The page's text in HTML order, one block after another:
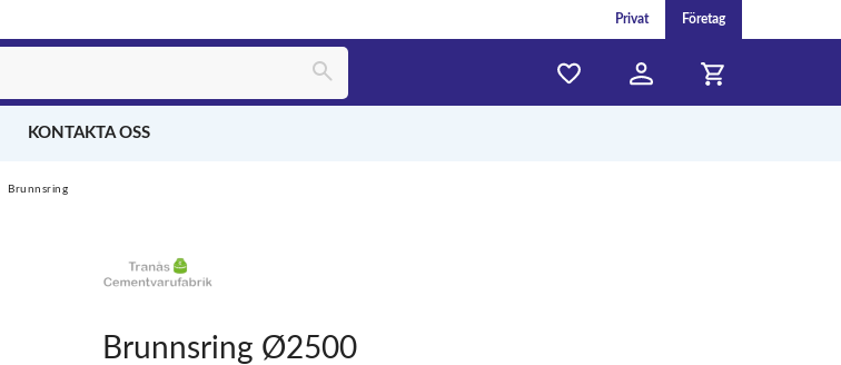
Privat Företag
KONTAKTA OSS
Brunnsring
Brunnsring Ø2500